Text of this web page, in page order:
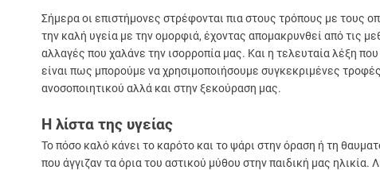
Σήμερα οι επιστήμονες στρέφονται πια στους τρόπους με τους
την καλή υγεία με την ομορφιά, έχοντας απομακρυνθεί από τις
αλλαγές που χαλάνε την ισορροπία μας. Και η τελευταία λέξη
είναι πως μπορούμε να χρησιμοποιήσουμε συγκεκριμένες
ανοσοποιητικού αλλά και στην ξεκούραση μας.
Η λίστα της υγείας
Το πόσο καλό κάνει το καρότο και το ψάρι στην όραση ή τη
που άγγιζαν τα όρια του αστικού μύθου στην παιδική μας